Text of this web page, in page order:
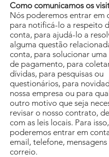
Como comunicamos os
Nós poderemos entrar em
para notificá-lo a respeito
conta, para ajudá-lo a
alguma questão
conta, para solucionar
de pagamento, para
dívidas, para pesquisas ou
questionários, para
nossa empresa ou para
outro motivo que seja
revisar o nosso contrato,
com as leis locais. Para isso,
poderemos entrar em
email, telefone,
correio.